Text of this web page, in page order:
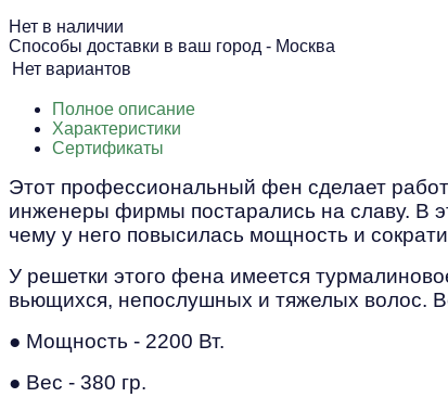
Нет в наличии
Способы доставки в ваш город - Москва
Нет вариантов
Полное описание
Характеристики
Сертификаты
Этот профессиональный фен сделает
инженеры фирмы постарались на славу. В
чему у него повысилась мощность и
У решетки этого фена имеется
вьющихся, непослушных и тяжелых волос.
● Мощность - 2200 Вт.
● Вес - 380 гр.